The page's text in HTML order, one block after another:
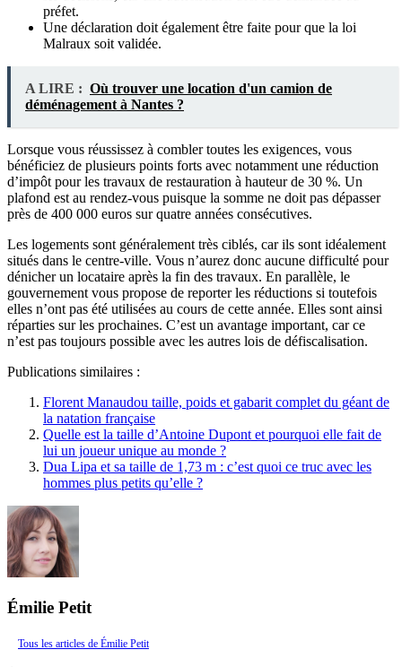
préfet.
Une déclaration doit également être faite pour que la loi
Malraux soit validée.
A LIRE : Où trouver une location d'un camion de
déménagement à Nantes ?
Lorsque vous réussissez à combler toutes les exigences, vous
bénéficiez de plusieurs points forts avec notamment une réduction
d’impôt pour les travaux de restauration à hauteur de 30 %. Un
plafond est au rendez-vous puisque la somme ne doit pas dépasser
près de 400 000 euros sur quatre années consécutives.
Les logements sont généralement très ciblés, car ils sont idéalement
situés dans le centre-ville. Vous n’aurez donc aucune difficulté pour
dénicher un locataire après la fin des travaux. En parallèle, le
gouvernement vous propose de reporter les réductions si toutefois
elles n’ont pas été utilisées au cours de cette année. Elles sont ainsi
réparties sur les prochaines. C’est un avantage important, car ce
n’est pas toujours possible avec les autres lois de défiscalisation.
Publications similaires :
Florent Manaudou taille, poids et gabarit complet du géant de
la natation française
Quelle est la taille d’Antoine Dupont et pourquoi elle fait de
lui un joueur unique au monde ?
Dua Lipa et sa taille de 1,73 m : c’est quoi ce truc avec les
hommes plus petits qu’elle ?
Émilie Petit
Tous les articles de Émilie Petit